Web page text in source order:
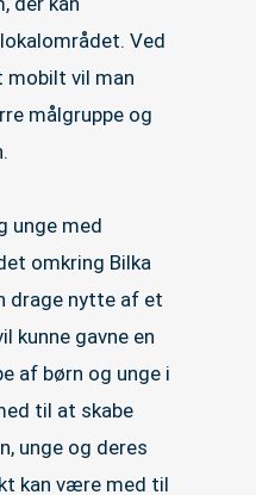
Ved
mobilt vil man
målgruppe og
unge med
omkring Bilka
drage nytte af et
kunne gavne en
af børn og unge i
til at skabe
unge og deres
kan være med til